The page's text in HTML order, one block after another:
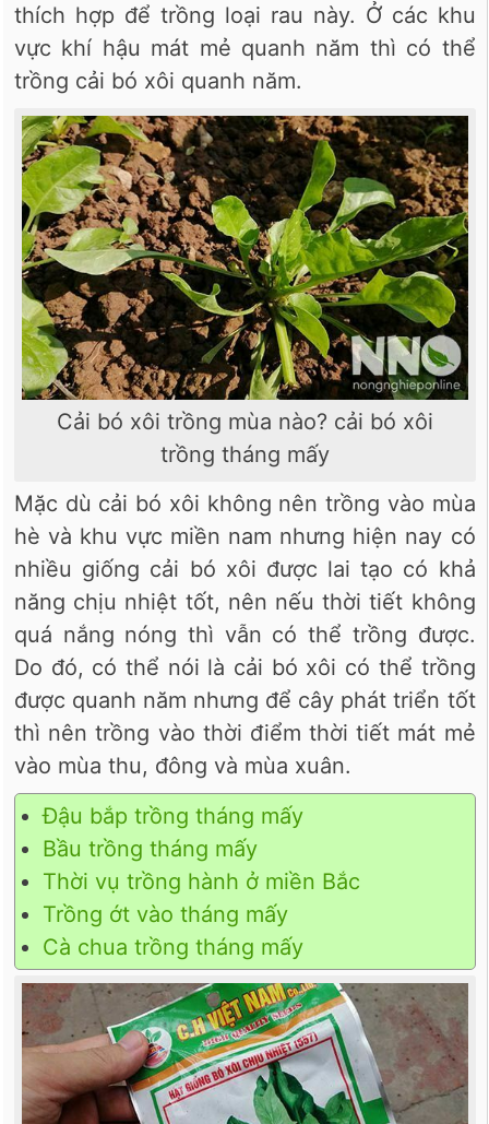
thích hợp để trồng loại rau này. Ở các khu
vực khí hậu mát mẻ quanh năm thì có thể
trồng cải bó xôi quanh năm.
Cải bó xôi trồng mùa nào? cải bó xôi
trồng tháng mấy
Mặc dù cải bó xôi không nên trồng vào mùa
hè và khu vực miền nam nhưng hiện nay có
nhiều giống cải bó xôi được lai tạo có khả
năng chịu nhiệt tốt, nên nếu thời tiết không
quá nắng nóng thì vẫn có thể trồng được.
Do đó, có thể nói là cải bó xôi có thể trồng
được quanh năm nhưng để cây phát triển tốt
thì nên trồng vào thời điểm thời tiết mát mẻ
vào mùa thu, đông và mùa xuân.
Đậu bắp trồng tháng mấy
Bầu trồng tháng mấy
Thời vụ trồng hành ở miền Bắc
Trồng ớt vào tháng mấy
Cà chua trồng tháng mấy